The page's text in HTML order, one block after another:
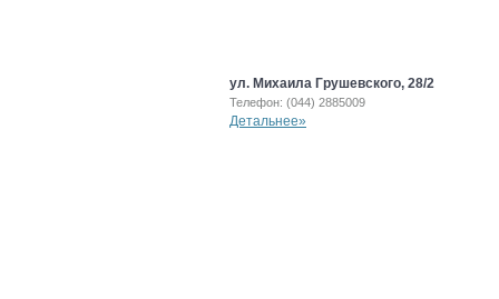
ул. Михаила Грушевского, 28/2
Телефон: (044) 2885009
Детальнее»